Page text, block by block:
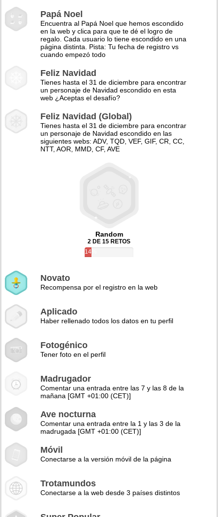
Papá Noel
Encuentra al Papá Noel que hemos escondido
en la web y clica para que te dé el logro de
regalo. Cada usuario lo tiene escondido en una
página distinta. Pista: Tu fecha de registro vs
cuando empezó todo
Feliz Navidad
Tienes hasta el 31 de diciembre para encontrar
un personaje de Navidad escondido en esta
web ¿Aceptas el desafío?
Feliz Navidad (Global)
Tienes hasta el 31 de diciembre para encontrar
un personaje de Navidad escondido en las
siguientes webs: ADV, TQD, VEF, GIF, CR, CC,
NTT, AOR, MMD, CF, AVE
Random
2 DE 15 RETOS
14%
Novato
Recompensa por el registro en la web
Aplicado
Haber rellenado todos los datos en tu perfil
Fotogénico
Tener foto en el perfil
Madrugador
Comentar una entrada entre las 7 y las 8 de la
mañana [GMT +01:00 (CET)]
Ave nocturna
Comentar una entrada entre la 1 y las 3 de la
madrugada [GMT +01:00 (CET)]
Móvil
Conectarse a la versión móvil de la página
Trotamundos
Conectarse a la web desde 3 países distintos